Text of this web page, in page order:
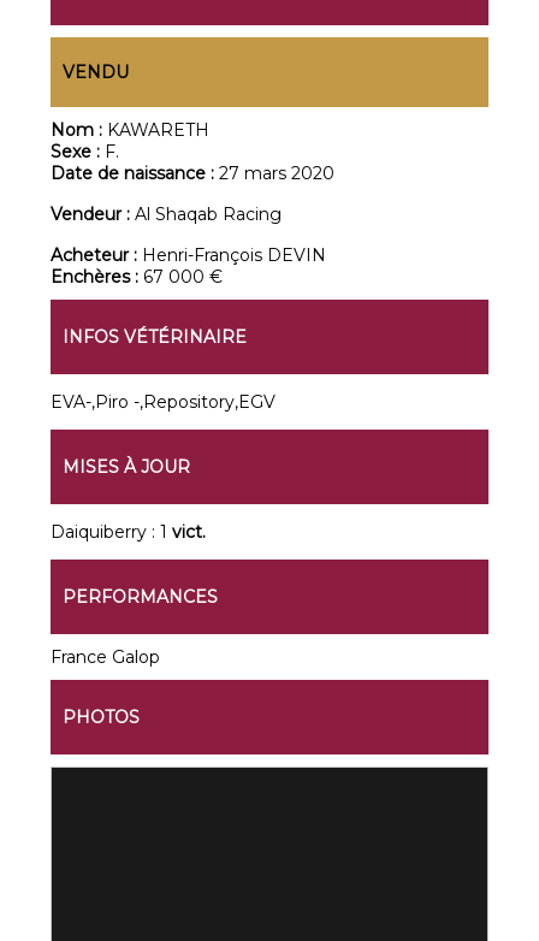
VENDU
Nom : KAWARETH
Sexe : F.
Date de naissance :27 mars 2020
Vendeur :Al Shaqab Racing
Acheteur : Henri-François DEVIN
Enchères : 67 000 €
INFOS VÉTÉRINAIRE
EVA-,Piro -,Repository,EGV
MISES À JOUR
Daiquiberry : 1vict.
PERFORMANCES
France Galop
PHOTOS